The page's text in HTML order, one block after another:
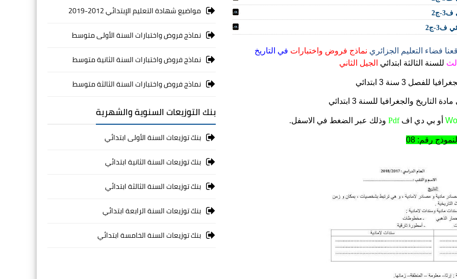
فضاء التعليم الجزائري نماذج فروض واختبارات في التاريخ
للسنة الثالثة ابتدائي الجيل الثاني
للفصل 3 سنة 3 ابتدائي
والجغرافيا للسنة 3 ابتدائي
أو بي دي افPdf وذلك عبر الضغط في الاسفل.
رقم: 08
مواضيع شهادة التعليم الإبتدائي 2012-2019
نماذج فروض واختبارات السنة الأولى متوسط
نماذج فروض واختبارات السنة الثانية متوسط
نماذج فروض واختبارات السنة الثالثة متوسط
بنك التوزيعات السنوية والشهرية
بنك توزيعات السنة الأولى ابتدائي
بنك توزيعات السنة الثانية ابتدائي
بنك توزيعات السنة الثالثة ابتدائي
بنك توزيعات السنة الرابعة ابتدائي
بنك توزيعات السنة الخامسة ابتدائي